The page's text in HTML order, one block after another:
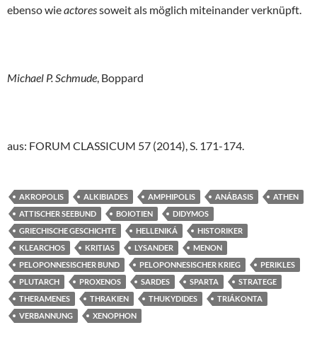
ebenso wieactoressoweit als möglich miteinander verknüpft.
Michael P. Schmude, Boppard
aus: FORUM CLASSICUM 57 (2014), S. 171-174.
AKROPOLIS ALKIBIADES AMPHIPOLIS ANÁBASIS
ATHEN
ATTISCHER SEEBUND
BOIOTIEN
DIDYMOS
GRIECHISCHE GESCHICHTE
HELLENIKÁ
HISTORIKER
KLEARCHOS
KRITIAS LYSANDER
MENON
PELOPONNESISCHER BUND
PELOPONNESISCHER KRIEG
PERIKLES
PLUTARCH
PROXENOS SARDES SPARTA
STRATEGE
THERAMENES
THRAKIEN THUKYDIDES
TRIÁKONTA
VERBANNUNG
XENOPHON